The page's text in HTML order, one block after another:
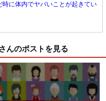
に体内でヤバいことが起きてい
んのポストを見る